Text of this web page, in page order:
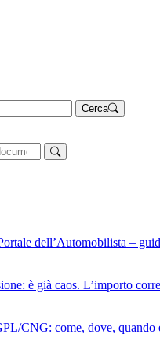
Cerca
dell’Automobilista –
è già caos. L’importo
CNG: come, dove, quando